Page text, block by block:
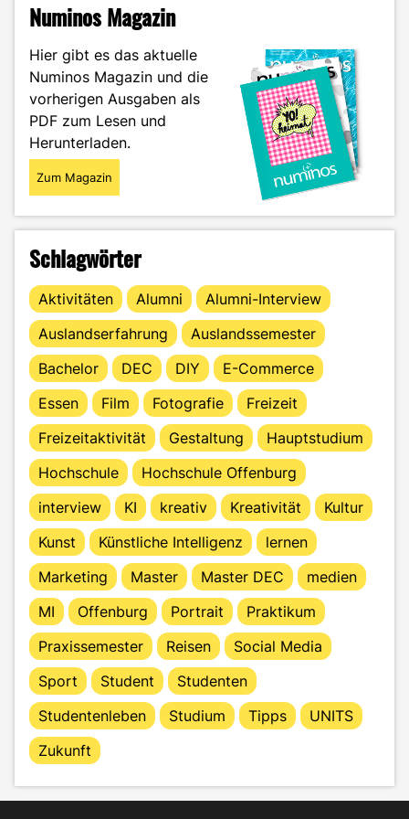
Numinos Magazin
Hier gibt es das aktuelle
Numinos Magazin und die
vorherigen Ausgaben als
PDF zum Lesen und
Herunterladen.
Zum Magazin
Schlagwörter
Aktivitäten Alumni
Alumni-Interview
Auslandserfahrung
Auslandssemester
Bachelor
DEC DIY
E-Commerce
Essen
Film Fotografie
Freizeit
Freizeitaktivität
Gestaltung
Hauptstudium
Hochschule
Hochschule Offenburg
interview
KI kreativ Kreativität
Kultur
Kunst
Künstliche Intelligenz
lernen
Marketing
Master Master DEC
medien
MI
Offenburg Portrait
Praktikum
Praxissemester
Reisen
Social Media
Sport
Student
Studenten
Studentenleben
Studium Tipps
UNITS
Zukunft